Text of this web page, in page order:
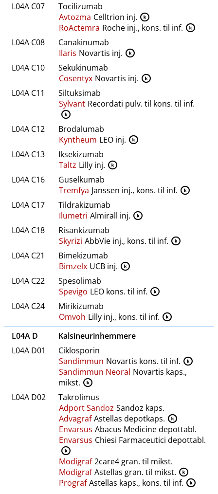
L04A C07
Tocilizumab
Avtozma Celltrion inj. K
RoActemra Roche inj., kons. til inf. K
L04A C08
Canakinumab
Ilaris Novartis inj. K
L04A C10
Sekukinumab
Cosentyx Novartis inj. K
L04A C11
Siltuksimab
Sylvant Recordati pulv. til kons. til inf.
K
L04A C12
Brodalumab
Kyntheum LEO inj. K
L04A C13
Iksekizumab
Taltz Lilly inj. K
L04A C16
Guselkumab
Tremfya Janssen inj., kons. til inf. K
L04A C17
Tildrakizumab
Ilumetri Almirall inj. K
L04A C18
Risankizumab
Skyrizi AbbVie inj., kons. til inf. K
L04A C21
Bimekizumab
Bimzelx UCB inj. K
L04A C22
Spesolimab
Spevigo LEO kons. til inf. K
L04A C24
Mirikizumab
Omvoh Lilly inj., kons. til inf. K
L04A D
Kalsineurinhemmere
L04A D01
Ciklosporin
Sandimmun Novartis kons. til inf. K
Sandimmun Neoral Novartis kaps.,
mikst. K
L04A D02
Takrolimus
Adport Sandoz Sandoz kaps.
Advagraf Astellas depotkaps. K
Envarsus Abacus Medicine depottabl.
Envarsus Chiesi Farmaceutici depottabl.
K
Modigraf 2care4 gran. til mikst.
Modigraf Astellas gran. til mikst. K
Prograf Astellas kaps., kons. til inf. K